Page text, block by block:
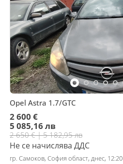
Opel Astra 1.7/GTC
2 600 €
5 085,16 лв
2 650 € | 5 182,95 лв
Не се начислява ДДС
гр. Самоков, София област, днес, 12:20